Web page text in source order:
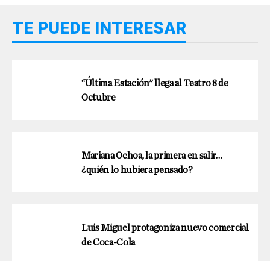
TE PUEDE INTERESAR
“Última Estación” llega al Teatro 8 de
Octubre
Mariana Ochoa, la primera en salir…
¿quién lo hubiera pensado?
Luis Miguel protagoniza nuevo comercial
de Coca-Cola